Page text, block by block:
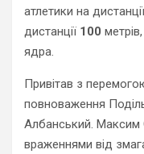
атлетики на дистанції
дистанції 100
ядра.
Привітав з
повноваження
Албанський. Максим
враженнями від